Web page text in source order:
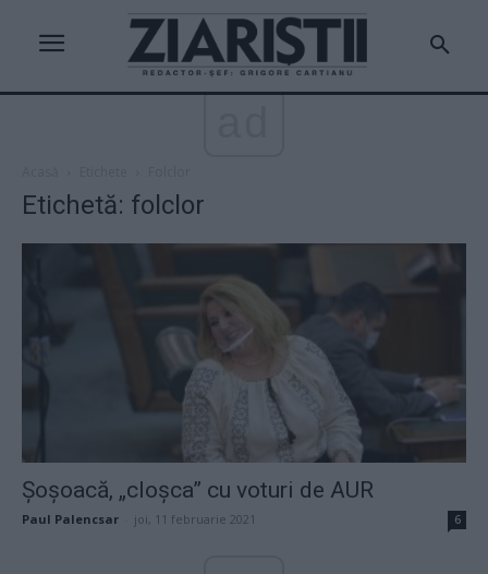
Etichetă: folclor
Şoşoacă, „cloşca” cu voturi de AUR
Paul Palencsar joi, 11 februarie 2021 6